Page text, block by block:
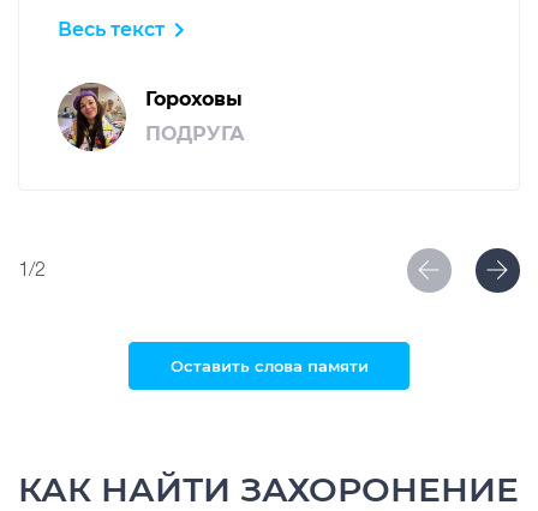
наших сердцах, в нашей памяти… Любим,
Весь текст
Гороховы
ПОДРУГА
1/2
Оставить слова памяти
КАК НАЙТИ ЗАХОРОНЕНИЕ